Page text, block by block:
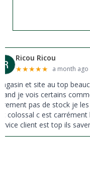
Ricou Ricou
★★★★★ a month ago
et site au top
je vois certains
pas de stock je
colossal c est carrément
client est top ils
pas à la vente ils